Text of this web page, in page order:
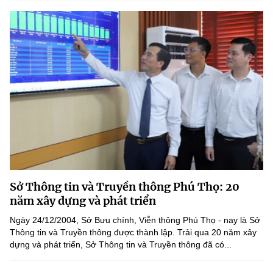
Sở Thông tin và Truyền thông Phú Thọ: 20
năm xây dựng và phát triển
Ngày 24/12/2004, Sở Bưu chính, Viễn thông Phú Thọ - nay là Sở
Thông tin và Truyền thông được thành lập. Trải qua 20 năm xây
dựng và phát triển, Sở Thông tin và Truyền thông đã có...